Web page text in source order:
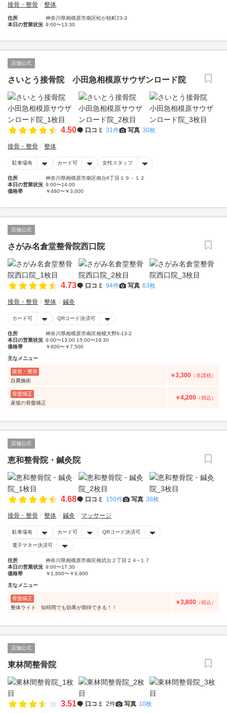
接骨・整骨 整体
住所
神奈川県相模原市南区松が枝町23-3
本日の営業状況 9:00〜13:30
店舗公式
さいとう接骨院 小田急相模原サウザンロード院
4.50 口コミ 31件 写真 30枚
接骨・整骨 整体
駐車場有 カード可 女性スタッフ
住所
神奈川県相模原市南区南台6丁目１９－１２
本日の営業状況 9:00〜14:00
価格帯
￥480〜￥3,000
店舗公式
さがみ名倉堂整骨院西口院
4.73 口コミ 94件 写真 63枚
接骨・整骨 整体 鍼灸
カード可 QRコード決済可
住所
神奈川県相模原市南区相模大野6-13-2
本日の営業状況 9:00〜13:00 15:00〜19:30
価格帯
￥600〜￥7,500
主なメニュー
接骨・整骨
自費施術
￥3,300 （非課税）
骨盤矯正
産後の骨盤矯正
￥4,200 （税込）
店舗公式
恵和整骨院・鍼灸院
4.68 口コミ 150件 写真 38枚
接骨・整骨 整体 鍼灸 マッサージ
駐車場有 カード可 QRコード決済可
電子マネー決済可
住所
神奈川県相模原市南区相武台２丁目２４−１７
本日の営業状況 9:00〜17:30
価格帯
￥1,800〜￥9,800
主なメニュー
骨盤矯正
整体ライト 短時間でも効果が期待できる！！
￥3,800 （税込）
店舗公式
東林間整骨院
3.51 口コミ 2件 写真 10枚